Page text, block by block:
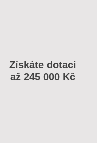
Získáte dotaci
až 245 000 Kč